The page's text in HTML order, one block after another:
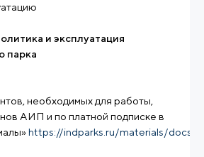
и эксплуатация
парка
необходимых для работы,
АИП и по платной подписке в
https://indparks.ru/materials/docs/